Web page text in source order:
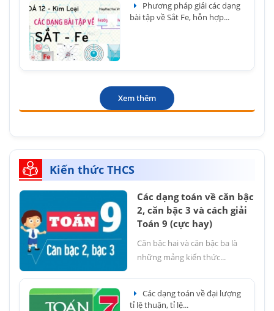
Phương pháp giải các dạng
bài tập về Sắt Fe, hỗn hợp...
Xem thêm
Kiến thức THCS
Các dạng toán về căn bậc
2, căn bậc 3 và cách giải
Toán 9 (cực hay)
Căn bậc hai và căn bậc ba là
những mảng kiến thức...
Các dạng toán về đại lượng
tỉ lệ thuận, tỉ lệ...